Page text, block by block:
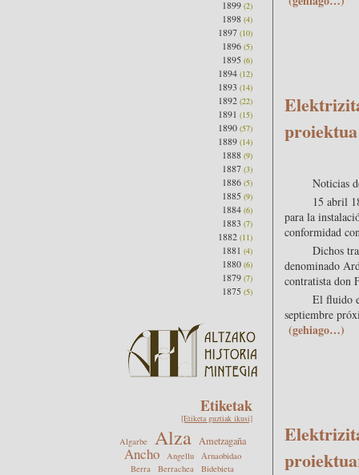
Noticias
15 abril
para la
conformidad
Dichos
denominado
contratista don
El fluido
septiembre
(gehiago…)
1899 (2)
1898 (4)
1897 (10)
1896 (5)
1895 (6)
1894 (12)
1893 (14)
1892 (22)
1891 (15)
1890 (57)
1889 (14)
1888 (9)
1887 (3)
1886 (5)
1885 (9)
1884 (6)
1883 (7)
1882 (11)
1881 (4)
1880 (6)
1879 (7)
1875 (5)
Etiketak
[Etiketa guztiak ikusi]
Algarbe Alza Ametzagaña
Ancho Angellu
Arnaobidao
Berra
Berrachea
Bidebieta